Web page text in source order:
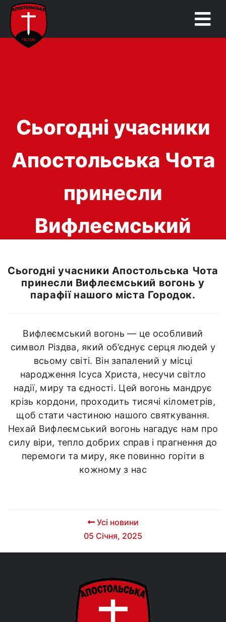
Сьогодні учасники
Апостольська Чота
принесли
Вифлеємський
нашого міста
Городок.
Сьогодні учасники Апостольська Чота
принесли Вифлеємський вогонь у
парафії нашого міста Городок.
Вифлеємський вогонь — це особливий
символ Різдва, який об’єднує серця людей у
всьому світі. Він запалений у місці
народження Ісуса Христа, несучи світло
надії, миру та єдності. Цей вогонь мандрує
крізь кордони, проходить тисячі кілометрів,
щоб стати частиною нашого святкування.
Нехай Вифлеємський вогонь нагадує нам про
силу віри, тепло добрих справ і прагнення до
перемоги та миру, яке повинно горіти в
кожному з нас
Усі новини
05 Січня, 2025